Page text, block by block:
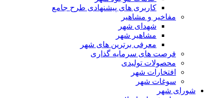
کاربری های پیشنهادی طرح جامع
مفاخیر و مشاهیر
شهدای شهر
مشاهیر شهر
معرفی برترین های شهر
فرصت های سرمایه گذاری
محصولات تولیدی
افتخارات شهر
سوغات شهر
شورای شهر